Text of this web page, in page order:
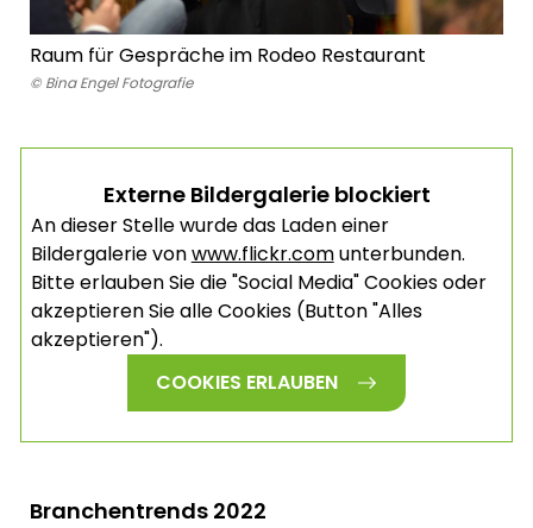
Raum für Gespräche im Rodeo Restaurant
© Bina Engel Fotografie
Externe Bildergalerie blockiert
An dieser Stelle wurde das Laden einer
Bildergalerie vonwww.flickr.comunterbunden.
Bitte erlauben Sie die "Social Media" Cookies oder
akzeptieren Sie alle Cookies (Button "Alles
akzeptieren").
COOKIES ERLAUBEN
Branchentrends 2022